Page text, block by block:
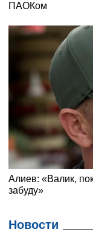
Новости